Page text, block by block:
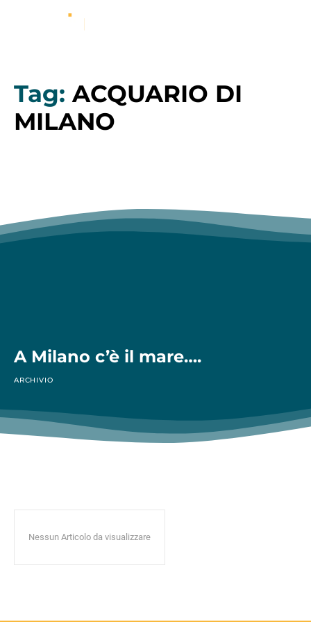
Tag:ACQUARIO DI
MILANO
A Milano c’è il mare….
ARCHIVIO
Nessun Articolo da visualizzare